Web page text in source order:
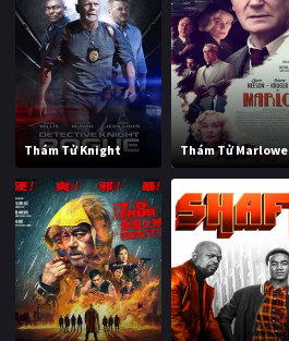
Thám Tử Knight Thám Tử Marlowe